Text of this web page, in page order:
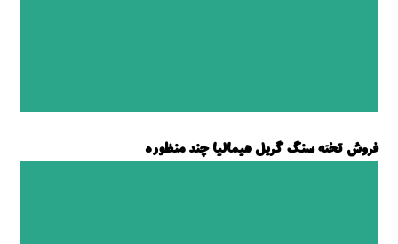
فروش تخته سنگ گریل هیمالیا چند منظوره